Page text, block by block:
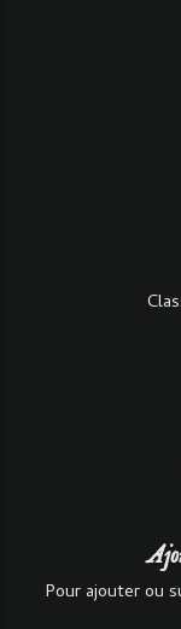
Pour ajouter ou